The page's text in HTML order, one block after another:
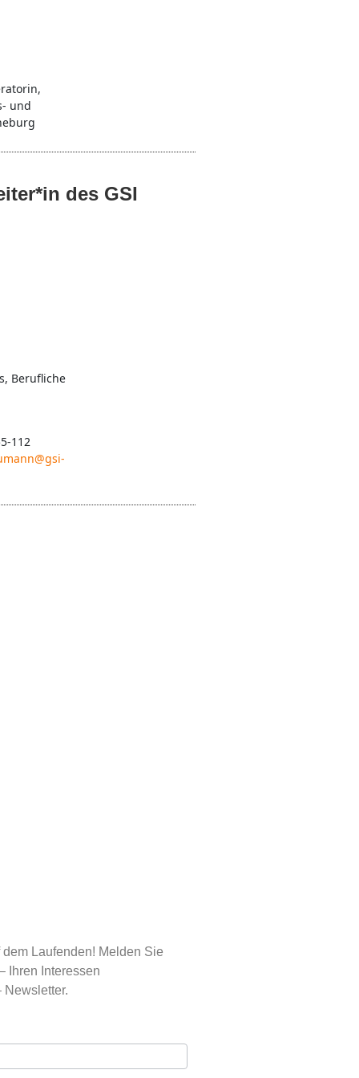
und
des GSI
Berufliche
112
Laufenden! Melden Sie
Ihren Interessen
Newsletter.